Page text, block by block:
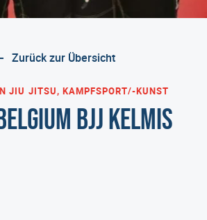
Zurück zur Übersicht
JIU JITSU, KAMPFSPORT/-KUNST
BJJ Kelmis